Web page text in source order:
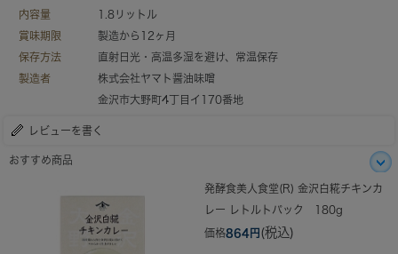
内容量
1.8リットル
賞味期限
製造から12ヶ月
保存方法
直射日光・高温多湿を避け、常温保存
製造者
株式会社ヤマト醤油味噌
金沢市大野町4丁目イ170番地
レビューを書く
おすすめ商品
発酵食美人食堂(R) 金沢白糀チキンカ
レー レトルトパック 180g
価格864円 (税込)